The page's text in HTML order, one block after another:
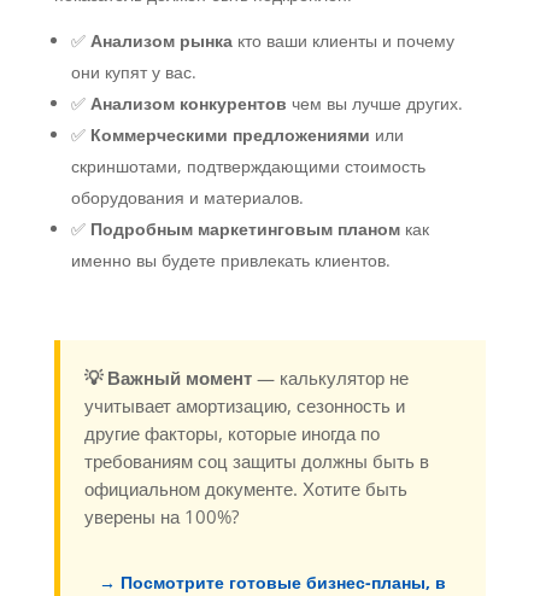
✅ Анализом рынкакто ваши клиенты и почему
они купят у вас.
✅ Анализом конкурентов чем вы лучше других.
✅ Коммерческими предложениями или
скриншотами, подтверждающими стоимость
оборудования и материалов.
✅ Подробным маркетинговым планомкак
именно вы будете привлекать клиентов.
💡 Важный момент— калькулятор не
учитывает амортизацию, сезонность и
другие факторы, которые иногда по
требованиям соц защиты должны быть в
официальном документе. Хотите быть
уверены на 100%?
→ Посмотрите готовые бизнес-планы, в